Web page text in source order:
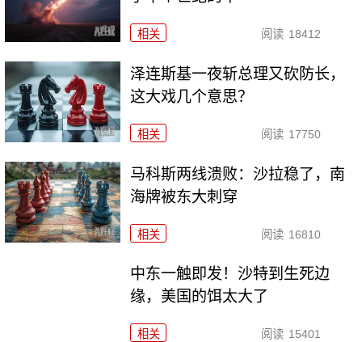
相关 阅读 18412
泽连斯基一夜斩总理又砍防长，
这大戏几个意思？
相关 阅读 17750
马科斯两线溃败：沙拉稳了，南
海牌被东大刺穿
相关 阅读 16810
中东一触即发！沙特到生死边
缘，美国的饵太大了
相关 阅读 15401